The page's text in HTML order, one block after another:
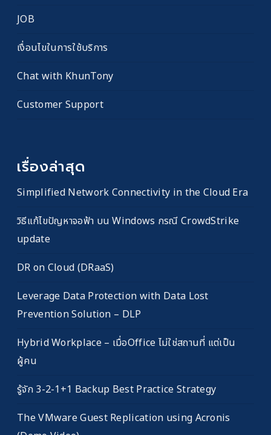
JOB
เงื่อนไขในการใช้บริการ
Chat with KhunTony
Customer Support
เรื่องล่าสุด
Simplified Network Connectivity in the Cloud Era
วิธีแก้ไขปัญหาจอฟ้า บน Windows กรณี CrowdStrike
update
DR on Cloud (DRaaS)
Leverage Data Protection with Data Lost
Prevention Solution – DLP
Hybrid Workplace – เมื่อOffice ไม่ใช่สถานที่ แต่เป็น
ผู้คน
รู้จัก 3-2-1+1 Backup Best Practice Strategy
The VMware Guest Replication using Acronis